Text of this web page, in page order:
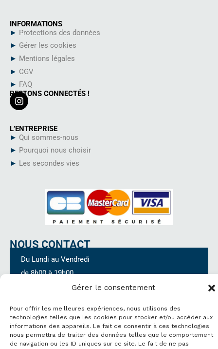
Gérer le consentement
Pour offrir les meilleures expériences, nous utilisons des
technologies telles que les cookies pour stocker et/ou accéder aux
informations des appareils. Le fait de consentir à ces technologies
nous permettra de traiter des données telles que le comportement
de navigation ou les ID uniques sur ce site. Le fait de ne pas
INFORMATIONS
► Protections des données
► Gérer les cookies
► Mentions légales
► CGV
► FAQ
RESTONS CONNECTÉS !
n
s
t
a
g
L’ENTREPRISE
► Qui sommes-nous
► Pourquoi nous choisir
► Les secondes vies
NOUS CONTACT
Du Lundi au Vendredi
de 8h00 à 19h00
07.83.95.94.25
Contactez-nous par email